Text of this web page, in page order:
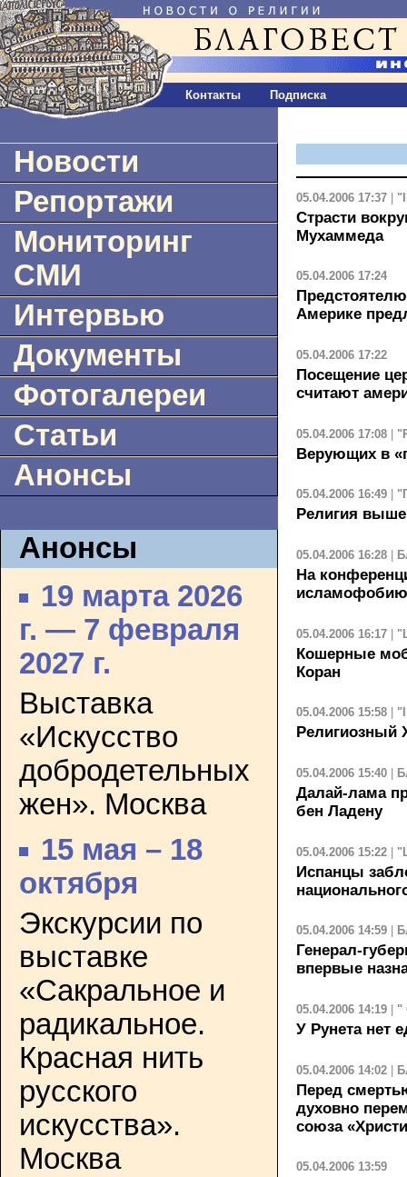
Контакты Подписка
Новости
Репортажи
Мониторинг
СМИ
Интервью
Документы
Фотогалереи
Статьи
Анонсы
Анонсы
19 марта 2026
г. — 7 февраля
2027 г.
Выставка
«Искусство
добродетельных
жен». Москва
15 мая – 18
октября
Экскурсии по
выставке
«Сакральное и
радикальное.
Красная нить
русского
искусства».
Москва
05.04.2006 17:37 |
Страсти
Мухаммеда
05.04.2006 17:24
Америке
05.04.2006 17:22
Посещение
считают
05.04.2006 17:08 |
Верующих в
05.04.2006 16:49
Религия
05.04.2006 16:28
На
исламофобию
05.04.2006 16:17 |
Кошерные
Коран
05.04.2006 15:58
Религиозный
05.04.2006 15:40
Далай-лама
бен Ладену
05.04.2006 15:22 |
Испанцы
05.04.2006 14:59
Генерал-
впервые
05.04.2006 14:19 "
У Рунета нет
05.04.2006 14:02 |
Перед
духовно
cоюза
05.04.2006 13:59